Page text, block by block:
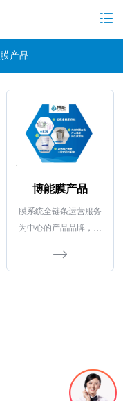
膜产品
博能膜产品
膜系统全链条运营服务
为中心的产品品牌，包
膜设备、膜药剂三大